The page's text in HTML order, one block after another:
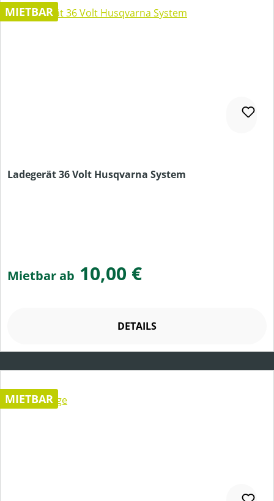
MIETBAR
Ladegerät 36 Volt Husqvarna System
Mietbar ab 10,00 €
DETAILS
MIETBAR